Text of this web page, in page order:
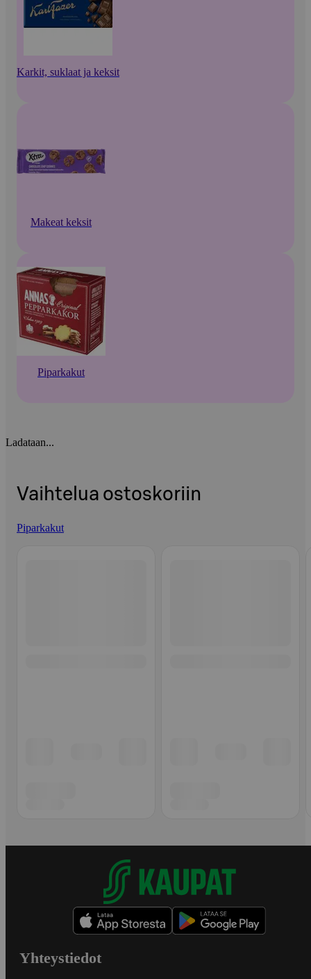
Karkit, suklaat ja keksit
Makeat keksit
Piparkakut
Ladataan...
Vaihtelua ostoskoriin
Piparkakut
Yhteystiedot